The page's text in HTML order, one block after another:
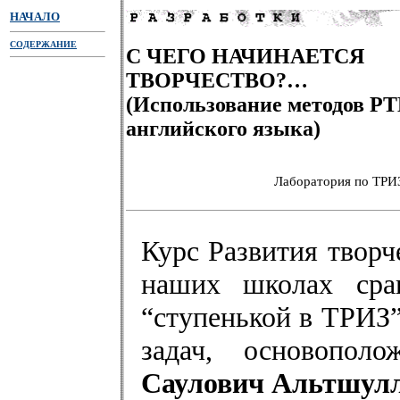
НАЧАЛО
СОДЕРЖАНИЕ
С ЧЕГО НАЧИНАЕТСЯ
ТВОРЧЕСТВО?…
(Использование методов
английского языка)
Лаборатория по
Курс Развития
наших школах
“ступенькой в
задач,
Саулович